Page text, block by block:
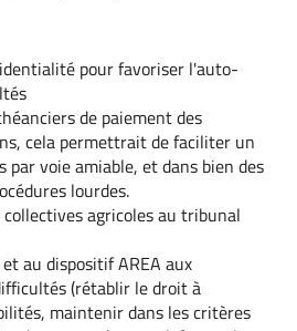
pour favoriser l'auto-
de paiement des
cela permettrait de faciliter un
voie amiable, et dans bien des
lourdes.
agricoles au tribunal
au dispositif AREA aux
(rétablir le droit à
maintenir dans les critères